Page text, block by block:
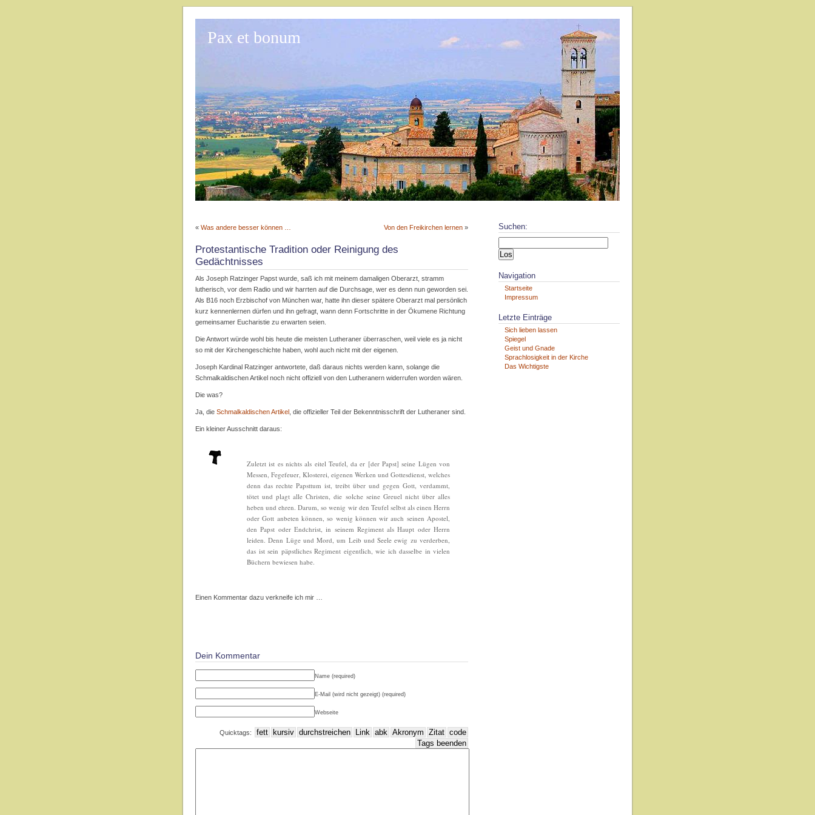
Pax et bonum
Suchen:
Navigation
Startseite
Impressum
Letzte Einträge
Sich lieben lassen
Spiegel
Geist und Gnade
Sprachlosigkeit in der Kirche
Das Wichtigste
« Was andere besser können … Von den Freikirchen lernen »
Protestantische Tradition oder Reinigung des
Gedächtnisses
Als Joseph Ratzinger Papst wurde, saß ich mit meinem damaligen Oberarzt, stramm
lutherisch, vor dem Radio und wir harrten auf die Durchsage, wer es denn nun geworden sei.
Als B16 noch Erzbischof von München war, hatte ihn dieser spätere Oberarzt mal persönlich
kurz kennenlernen dürfen und ihn gefragt, wann denn Fortschritte in der Ökumene Richtung
gemeinsamer Eucharistie zu erwarten seien.
Die Antwort würde wohl bis heute die meisten Lutheraner überraschen, weil viele es ja nicht
so mit der Kirchengeschichte haben, wohl auch nicht mit der eigenen.
Joseph Kardinal Ratzinger antwortete, daß daraus nichts werden kann, solange die
Schmalkaldischen Artikel noch nicht offiziell von den Lutheranern widerrufen worden wären.
Die was?
Ja, die Schmalkaldischen Artikel , die offizieller Teil der Bekenntnisschrift der Lutheraner sind.
Ein kleiner Ausschnitt daraus:
Zuletzt ist es nichts als eitel Teufel, da er [der Papst] seine Lügen von
Messen, Fegefeuer, Klosterei, eigenen Werken und Gottesdienst, welches
denn das rechte Papsttum ist, treibt über und gegen Gott, verdammt,
tötet und plagt alle Christen, die solche seine Greuel nicht über alles
heben und ehren. Darum, so wenig wir den Teufel selbst als einen Herrn
oder Gott anbeten können, so wenig können wir auch seinen Apostel,
den Papst oder Endchrist, in seinem Regiment als Haupt oder Herrn
leiden. Denn Lüge und Mord, um Leib und Seele ewig zu verderben,
das ist sein päpstliches Regiment eigentlich, wie ich dasselbe in vielen
Büchern bewiesen habe.
Einen Kommentar dazu verkneife ich mir …
Dein Kommentar
Name (required)
E-Mail (wird nicht gezeigt) (required)
Webseite
Quicktags: